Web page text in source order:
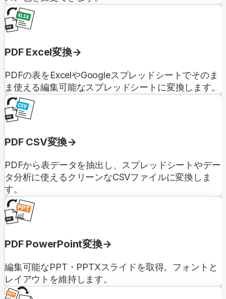
PDF Excel変換
PDFの表をExcelやGoogleスプレッドシートでそのま
ま使える編集可能なスプレッドシートに変換します。
PDF CSV変換
PDFから表データを抽出し、スプレッドシートやデー
タ分析に使えるクリーンなCSVファイルに変換しま
す。
PDF PowerPoint変換
編集可能なPPT・PPTXスライドを取得。フォントと
レイアウトを維持します。